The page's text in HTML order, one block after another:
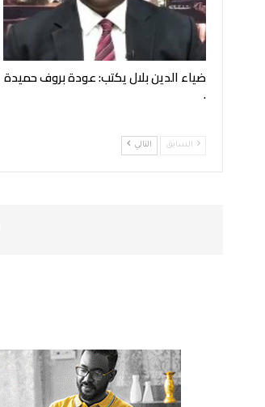
ضياء الدين بلال يكتب: عودة بروف حميدة
.
السابق التالي